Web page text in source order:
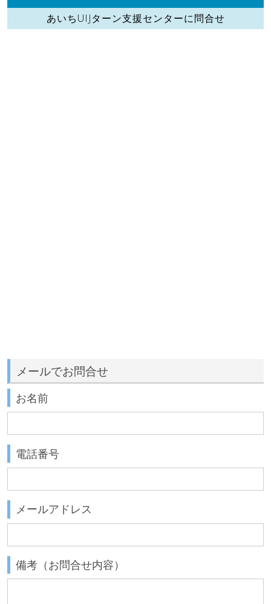
あいちUIJターン支援センターに問合せ
メールでお問合せ
お名前
電話番号
メールアドレス
備考（お問合せ内容）